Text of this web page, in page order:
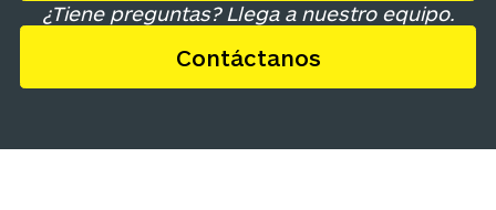
¿Tiene preguntas? Llega a nuestro equipo.
Contáctanos